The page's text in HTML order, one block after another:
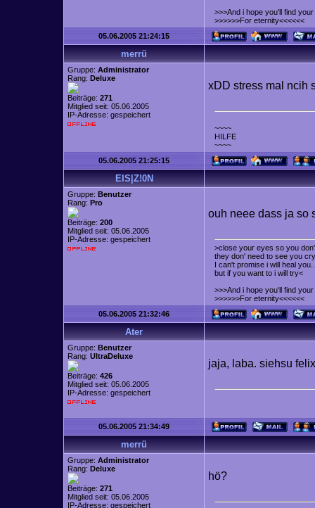
>>>And i hope you'll find
>>>>>>For eternity<<<<<<
05.06.2005 21:24:15
merrü
Gruppe: Administrator
Rang: Deluxe
Beiträge: 271
Mitglied seit: 05.06.2005
IP-Adresse: gespeichert
xDD stress mal ncih
~~~~
HILFE
~~~~
05.06.2005 21:25:15
EIS|Z!0N
Gruppe: Benutzer
Rang: Pro
Beiträge: 200
Mitglied seit: 05.06.2005
IP-Adresse: gespeichert
ouh neee dass ja so
>close your eyes so you
they don' need to see you
I can't promise i will heal you..
but if you want to i will try<
>>>And i hope you'll find
>>>>>>For eternity<<<<<<
05.06.2005 21:32:46
Ater
Gruppe: Benutzer
Rang: UltraDeluxe
Beiträge: 426
Mitglied seit: 05.06.2005
IP-Adresse: gespeichert
jaja, laba. siehsu
05.06.2005 21:34:49
merrü
Gruppe: Administrator
Rang: Deluxe
Beiträge: 271
Mitglied seit: 05.06.2005
IP-Adresse: gespeichert
hö?